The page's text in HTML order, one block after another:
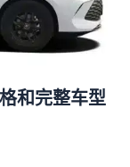
和完整车型